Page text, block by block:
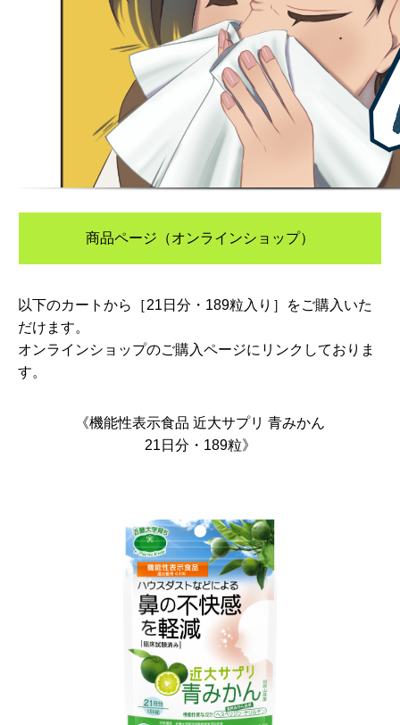
商品ページ（オンラインショップ）
以下のカートから［21日分・189粒入り］をご購入いた
だけます。
オンラインショップのご購入ページにリンクしておりま
す。
《機能性表示食品 近大サプリ 青みかん
21日分・189粒》